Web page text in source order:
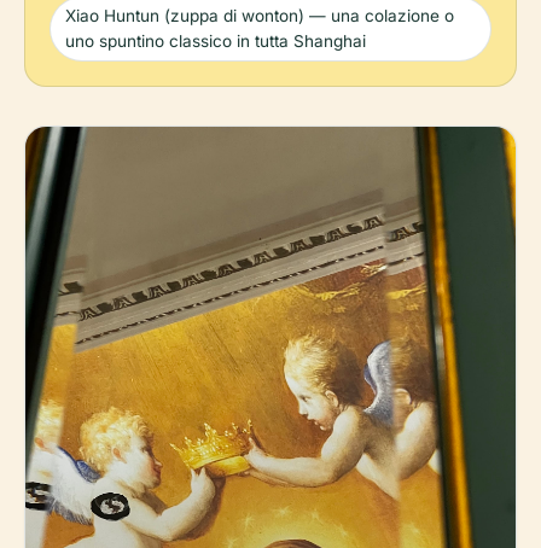
Xiao Huntun (zuppa di wonton) — una colazione o
uno spuntino classico in tutta Shanghai